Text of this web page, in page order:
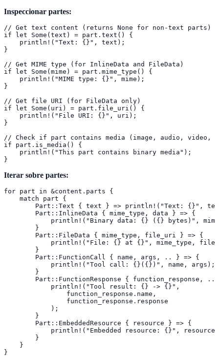
Inspeccionar partes:
// Get text content (returns None for non-text parts)
if let Some(text) = part.text() {
    println!("Text: {}", text);
}
// Get MIME type (for InlineData and FileData)
if let Some(mime) = part.mime_type() {
    println!("MIME type: {}", mime);
}
// Get file URI (for FileData only)
if let Some(uri) = part.file_uri() {
    println!("File URI: {}", uri);
}
// Check if part contains media (image, audio, video,
if part.is_media() {
    println!("This part contains binary media");
}
Iterar sobre partes:
for part in &content.parts {
    match part {
Part::Text { text } => println!("Text: {}",
        Part::InlineData { mime_type, data } => {
println!("Binary data: {} ({} bytes)",
        }
        Part::FileData { mime_type, file_uri } => {
println!("File: {} at {}", mime_type,
        }
        Part::FunctionCall { name, args, .. } => {
            println!("Tool call: {}({})", name, args);
        }
Part::FunctionResponse { function_response, ..
            println!("Tool result: {} -> {}",
                function_response.name,
                function_response.response
            );
        }
        Part::EmbeddedResource { resource } => {
println!("Embedded resource: {}",
        }
    }
}